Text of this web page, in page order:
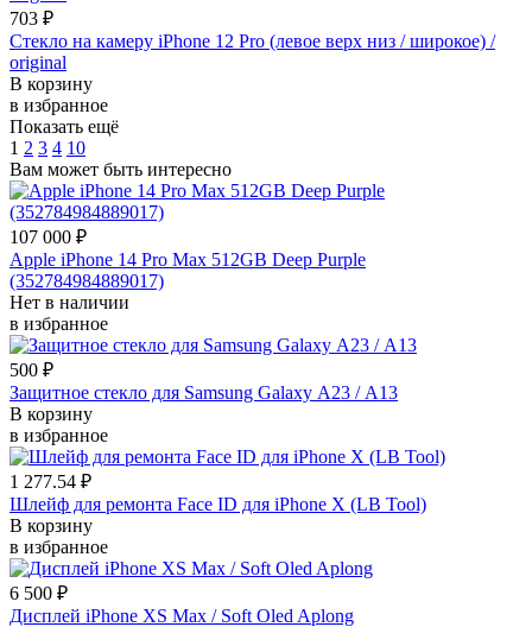
703 ₽
Стекло на камеру iPhone 12 Pro (левое верх низ / широкое) /
original
В корзину
в избранное
Показать ещё
1 2 3 4 10
Вам может быть интересно
107 000 ₽
Apple iPhone 14 Pro Max 512GB Deep Purple
(352784984889017)
Нет в наличии
в избранное
500 ₽
Защитное стекло для Samsung Galaxy А23 / A13
В корзину
в избранное
1 277.54 ₽
Шлейф для ремонта Face ID для iPhone X (LB Tool)
В корзину
в избранное
6 500 ₽
Дисплей iPhone XS Max / Soft Oled Aplong